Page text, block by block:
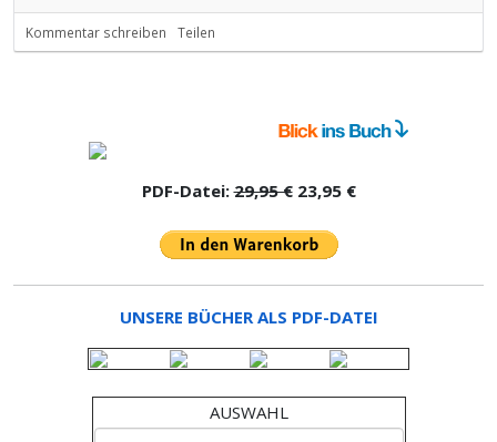
Kommentar schreiben Teilen
PDF-Datei:29,95 €23,95 €
UNSERE BÜCHER ALS PDF-DATEI
AUSWAHL